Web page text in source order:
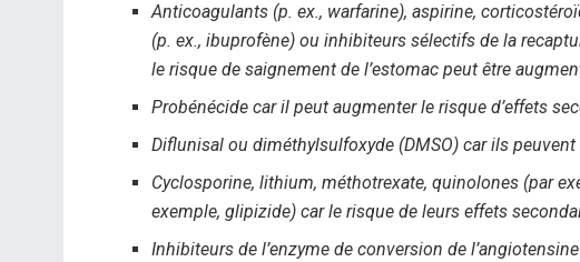
Anticoagulants (p. ex., warfarine), aspirine,
(p. ex., ibuprofène) ou inhibiteurs sélectifs de la
le risque de saignement de l’estomac peut être
Probénécide car il peut augmenter le risque d’effets
Diflunisal ou diméthylsulfoxyde (DMSO) car ils
Cyclosporine, lithium, méthotrexate, quinolones (par
exemple, glipizide) car le risque de leurs effets
Inhibiteurs de l’enzyme de conversion de